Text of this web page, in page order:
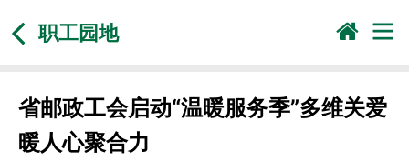
职工园地
省邮政工会启动“温暖服务季”多维关爱
暖人心聚合力